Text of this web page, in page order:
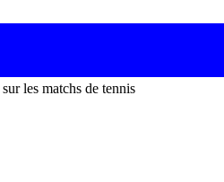
les matchs de tennis